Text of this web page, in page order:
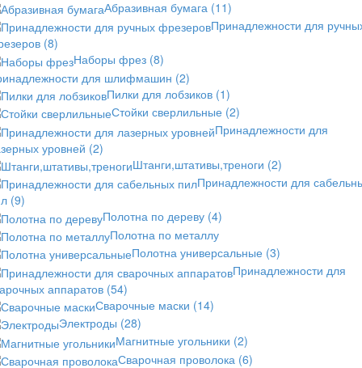
Абразивная бумага (11)
Принадлежности для
(8)
Наборы фрез (8)
для шлифмашин (2)
Пилки для лобзиков (1)
Стойки сверлильные (2)
Принадлежности для
уровней (2)
Штанги,штативы,треноги (2)
Принадлежности для
(9)
Полотна по дереву (4)
Полотна по металлу
Полотна универсальные (3)
Принадлежности для
аппаратов (54)
Сварочные маски (14)
Электроды (28)
Магнитные угольники (2)
Сварочная проволока (6)